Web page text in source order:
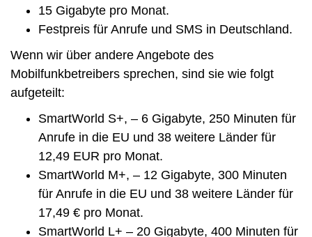
15 Gigabyte pro Monat.
Festpreis für Anrufe und SMS in Deutschland.
Wenn wir über andere Angebote des
Mobilfunkbetreibers sprechen, sind sie wie folgt
aufgeteilt:
SmartWorld S+, – 6 Gigabyte, 250 Minuten für
Anrufe in die EU und 38 weitere Länder für
12,49 EUR pro Monat.
SmartWorld M+, – 12 Gigabyte, 300 Minuten
für Anrufe in die EU und 38 weitere Länder für
17,49 € pro Monat.
SmartWorld L+ – 20 Gigabyte, 400 Minuten für